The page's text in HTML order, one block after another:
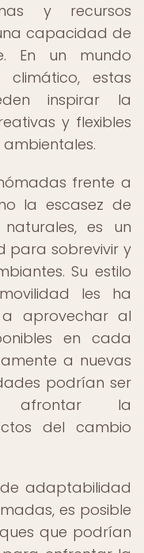
y recursos
capacidad de
En un mundo
estas
inspirar la
y flexibles
frente a
la escasez de
es un
para sobrevivir y
Su estilo
les ha
a aprovechar al
en cada
a nuevas
podrían ser
afrontar la
del cambio
adaptabilidad
es posible
que podrían